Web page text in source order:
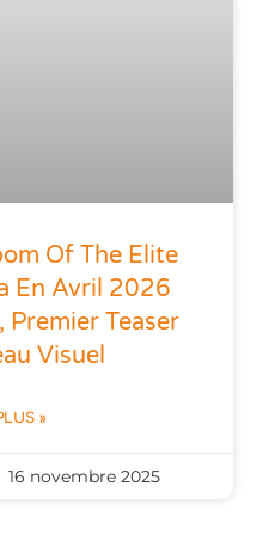
Of The Elite
En Avril 2026
Teaser
Visuel
»
16 novembre 2025